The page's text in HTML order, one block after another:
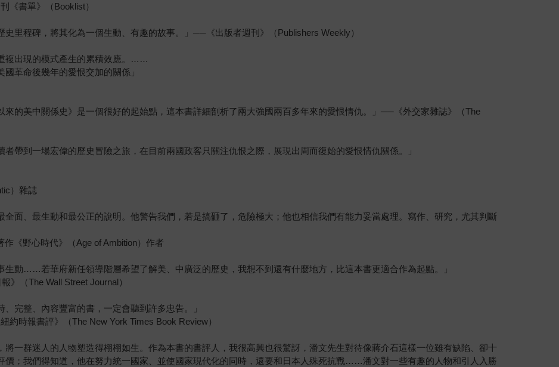
《書單》（Booklist）
史里程碑，將其化為一個生動、有趣的故事。」──《出版者週刊》（Publishers Weekly）
複出現的模式產生的累積效應。……
革命後幾年的愛恨交加的關係」
來的美中關係史》是一個很好的起始點，這本書詳細剖析了兩大強國兩百多年來的愛恨情仇。」──《外交家雜誌》（The
者帶到一場宏偉的歷史冒險之旅，在目前兩國政客只關注仇恨之際，展現出周而復始的愛恨情仇關係。」
）雜誌
全面、最生動和最公正的說明。他警告我們，若是搞砸了，危險極大；他也相信我們有能力妥當處理。寫作、研究，尤其判斷
《野心時代》（Age of Ambition）作者
動……若華府新任領導階層希望了解美、中廣泛的歷史，我想不到還有什麼地方，比這本書更適合作為起點。」
》（The Wall Street Journal）
完整、內容豐富的書，一定會聽到許多忠告。」
時報書評》（The New York Times Book Review）
將一群迷人的人物塑造得栩栩如生。作為本書的書評人，我很高興也很驚訝，潘文先生對待像蔣介石這樣一位雖有缺陷、卻十
價；我們得知道，他在努力統一國家、並使國家現代化的同時，還要和日本人殊死抗戰……潘文對一些有趣的人物和引人入勝